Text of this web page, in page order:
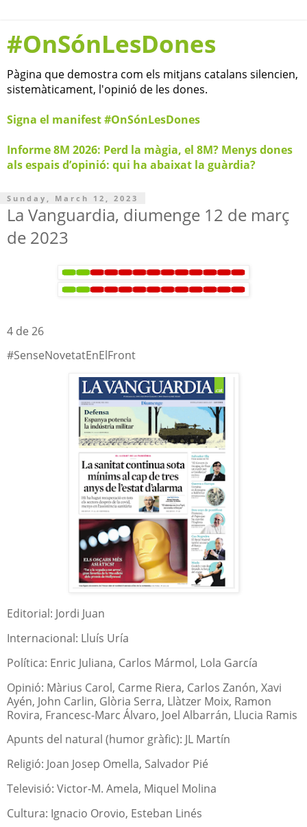
#OnSónLesDones
Pàgina que demostra com els mitjans catalans silencien,
sistemàticament, l'opinió de les dones.
Signa el manifest #OnSónLesDones
Informe 8M 2026: Perd la màgia, el 8M? Menys dones
als espais d’opinió: qui ha abaixat la guàrdia?
Sunday, March 12, 2023
La Vanguardia, diumenge 12 de març
de 2023
4 de 26
#SenseNovetatEnElFront
Editorial: Jordi Juan
Internacional: Lluís Uría
Política: Enric Juliana, Carlos Mármol, Lola García
Opinió: Màrius Carol, Carme Riera, Carlos Zanón, Xavi
Ayén, John Carlin, Glòria Serra, Llàtzer Moix, Ramon
Rovira, Francesc-Marc Álvaro, Joel Albarrán, Llucia Ramis
Apunts del natural (humor gràfic): JL Martín
Religió: Joan Josep Omella, Salvador Pié
Televisió: Victor-M. Amela, Miquel Molina
Cultura: Ignacio Orovio, Esteban Linés